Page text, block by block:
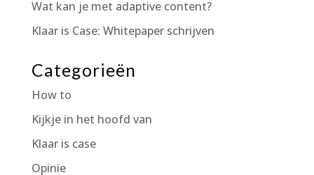
Wat kan je met adaptive content?
Klaar is Case: Whitepaper schrijven
Categorieën
How to
Kijkje in het hoofd van
Klaar is case
Opinie